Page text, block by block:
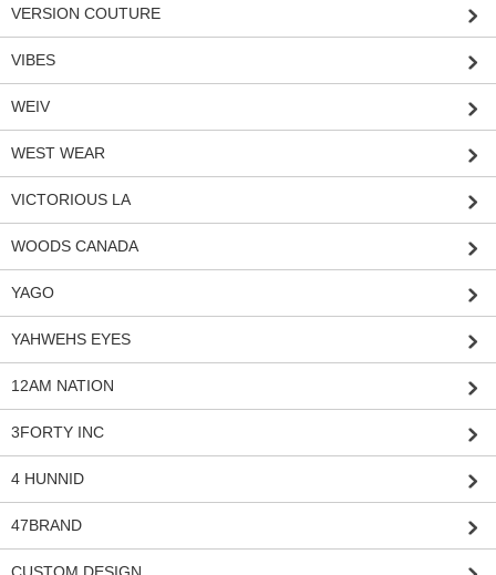
VERSION COUTURE
VIBES
WEIV
WEST WEAR
VICTORIOUS LA
WOODS CANADA
YAGO
YAHWEHS EYES
12AM NATION
3FORTY INC
4 HUNNID
47BRAND